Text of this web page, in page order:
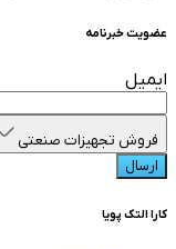
عضویت خبرنامه
ایمیل
فروش تجهیزات صنعتی
ارسال
کارا التک پویا